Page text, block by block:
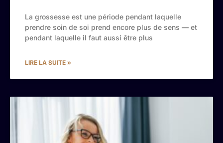
La grossesse est une période pendant laquelle
prendre soin de soi prend encore plus de sens — et
pendant laquelle il faut aussi être plus
LIRE LA SUITE »